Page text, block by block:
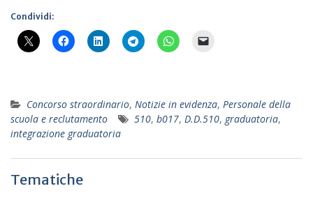
Condividi:
Concorso straordinario, Notizie in evidenza, Personale della
scuola e reclutamento
510, b017, D.D.510, graduatoria,
integrazione graduatoria
Tematiche